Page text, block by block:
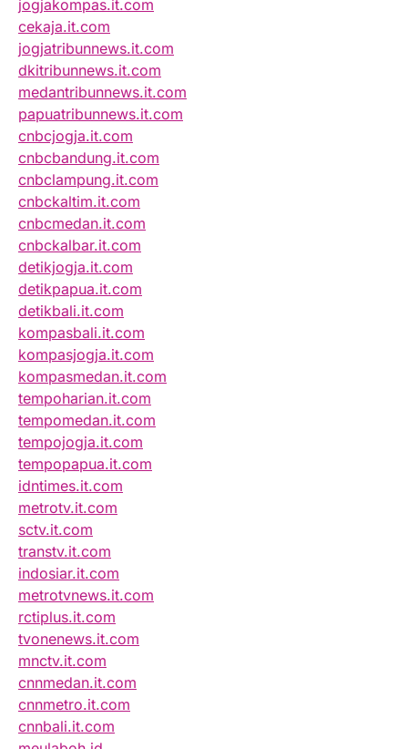
jogjakompas.it.com
cekaja.it.com
jogjatribunnews.it.com
dkitribunnews.it.com
medantribunnews.it.com
papuatribunnews.it.com
cnbcjogja.it.com
cnbcbandung.it.com
cnbclampung.it.com
cnbckaltim.it.com
cnbcmedan.it.com
cnbckalbar.it.com
detikjogja.it.com
detikpapua.it.com
detikbali.it.com
kompasbali.it.com
kompasjogja.it.com
kompasmedan.it.com
tempoharian.it.com
tempomedan.it.com
tempojogja.it.com
tempopapua.it.com
idntimes.it.com
metrotv.it.com
sctv.it.com
transtv.it.com
indosiar.it.com
metrotvnews.it.com
rctiplus.it.com
tvonenews.it.com
mnctv.it.com
cnnmedan.it.com
cnnmetro.it.com
cnnbali.it.com